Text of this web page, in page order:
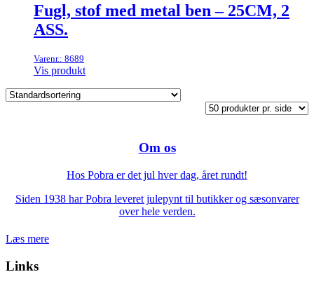
Fugl, stof med metal ben – 25CM, 2
ASS.
Varenr.: 8689
Vis produkt
Om os
Hos Pobra er det jul hver dag, året rundt!
Siden 1938 har Pobra leveret julepynt til butikker og sæsonvarer
over hele verden.
Læs mere
Links